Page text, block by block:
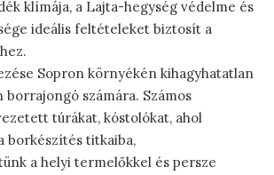
klímája, a Lajta-hegység védelme és
ideális feltételeket biztosít a
Sopron környékén kihagyhatatlan
számára. Számos
túrákat, kóstolókat, ahol
borkészítés titkaiba,
a helyi termelőkkel és persze